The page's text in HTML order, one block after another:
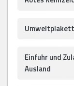
Einfuhr und
Ausland